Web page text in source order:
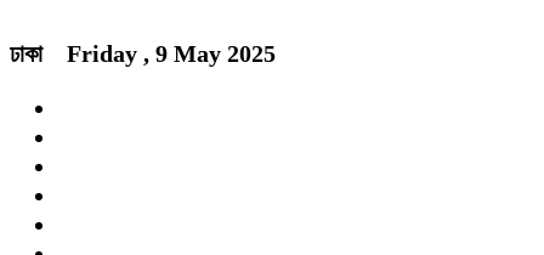
ঢাকা Friday , 9 May 2025